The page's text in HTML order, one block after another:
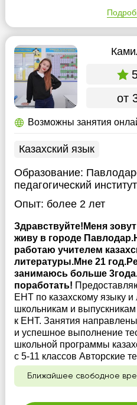
от
Возможны занятия
Казахский язык
Образование:
педагогический институт
Опыт: более 2 лет
Здравствуйте!Меня
живу в городе
работаю учителем
литературы.Мне 21
занимаюсь больше
поработать!
ЕНТ по казахскому языку
школьникам и
к ЕНТ. Занятия
и успешное выполнение
школьной программы
с 5-11 классов Авторские
Ближайшее свободное